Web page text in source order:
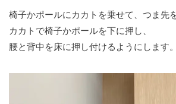
椅子かポールにカカトを乗せて、つま先
カカトで椅子かポールを下に押し、
腰と背中を床に押し付けるようにします。